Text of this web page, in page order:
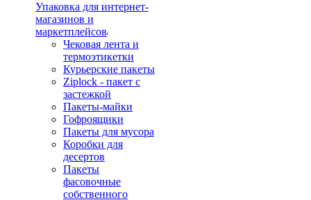
Упаковка для интернет-
магазинов и
маркетплейсов
Чековая лента и
термоэтикетки
Курьерские пакеты
Ziplock - пакет с
застежкой
Пакеты-майки
Гофроящики
Пакеты для мусора
Коробки для
десертов
Пакеты
фасовочные
собственного